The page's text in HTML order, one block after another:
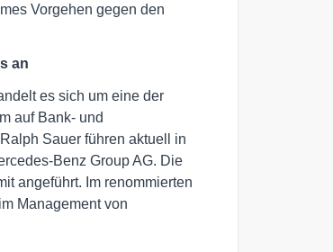
Vorgehen gegen den
an
es sich um eine der
auf Bank- und
Sauer führen aktuell in
Benz Group AG. Die
angeführt. Im renommierten
Management von